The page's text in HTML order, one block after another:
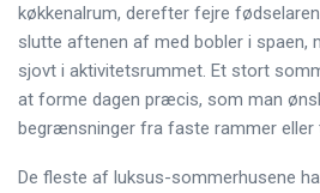
køkkenalrum, derefter fejre
slutte aftenen af med bobler i spaen,
sjovt i aktivitetsrummet. Et stort
at forme dagen præcis, som man
begrænsninger fra faste rammer eller
De fleste af luksus-sommerhusene